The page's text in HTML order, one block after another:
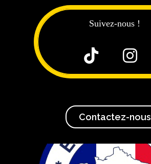
Suivez-nous !
 
Contactez-nous